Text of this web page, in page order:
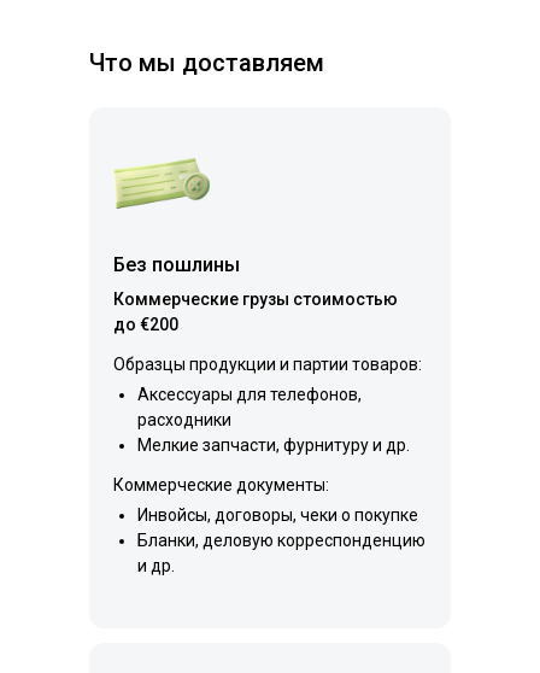
Аксессуары для телефонов,
расходники
Мелкие запчасти, фурнитуру и др.
Образцы продукции и партии товаров:
Инвойсы, договоры, чеки о покупке
Бланки, деловую корреспонденцию
и др.
Коммерческие документы:
Коммерческие грузы стоимостью
до €200
Без пошлины
Что мы доставляем